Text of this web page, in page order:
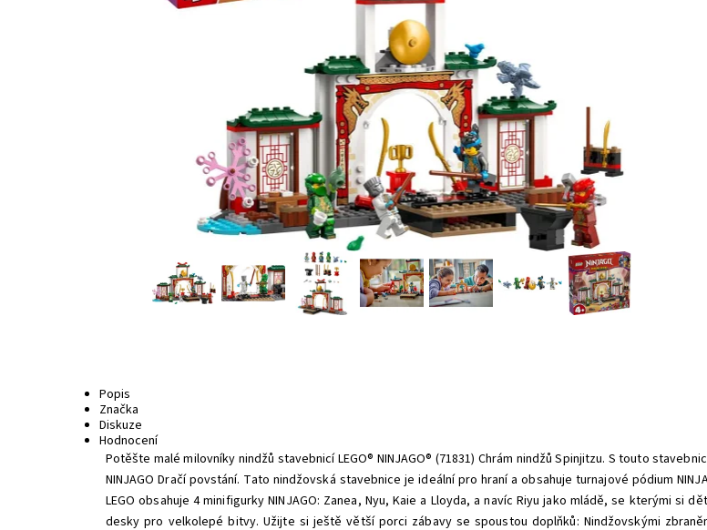
Popis
Značka
Diskuze
Hodnocení
Potěšte malé milovníky nindžů stavebnicí LEGO® NINJAGO® (71831) Chrám nindžů Spinjitzu. S touto
NINJAGO Dračí povstání. Tato nindžovská stavebnice je ideální pro hraní a obsahuje turnajové pódium
LEGO obsahuje 4 minifigurky NINJAGO: Zanea, Nyu, Kaie a Lloyda, a navíc Riyu jako mládě, se kterými
desky pro velkolepé bitvy. Užijte si ještě větší porci zábavy se spoustou doplňků: Nindžovskými